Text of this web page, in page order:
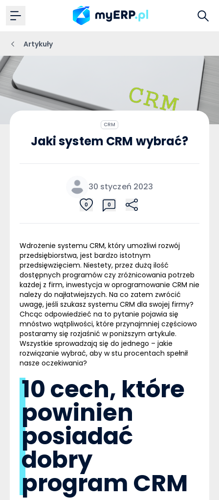
Artykuły
CRM
Jaki system CRM wybrać?
30 styczeń 2023
0 0
Wdrożenie systemu CRM, który umożliwi rozwój
przedsiębiorstwa, jest bardzo istotnym
przedsięwzięciem. Niestety, przez dużą ilość
dostępnych programów czy zróżnicowania potrzeb
każdej z firm, inwestycja w oprogramowanie CRM nie
należy do najłatwiejszych. Na co zatem zwrócić
uwagę, jeśli szukasz systemu CRM dla swojej firmy?
Chcąc odpowiedzieć na to pytanie pojawia się
mnóstwo wątpliwości, które przynajmniej częściowo
postaramy się rozjaśnić w poniższym artykule.
Wszystkie sprowadzają się do jednego – jakie
rozwiązanie wybrać, aby w stu procentach spełnił
nasze oczekiwania?
10 cech, które
powinien
posiadać
dobry
program CRM